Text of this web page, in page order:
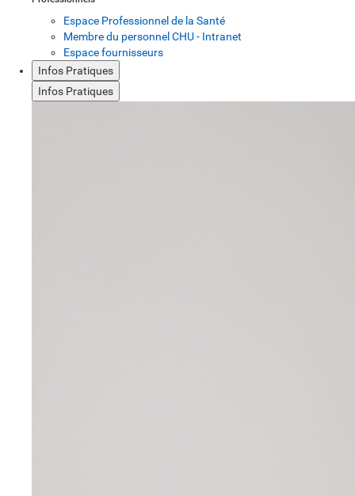
Espace Professionnel de la Santé
Membre du personnel CHU - Intranet
Espace fournisseurs
Infos Pratiques
Infos Pratiques